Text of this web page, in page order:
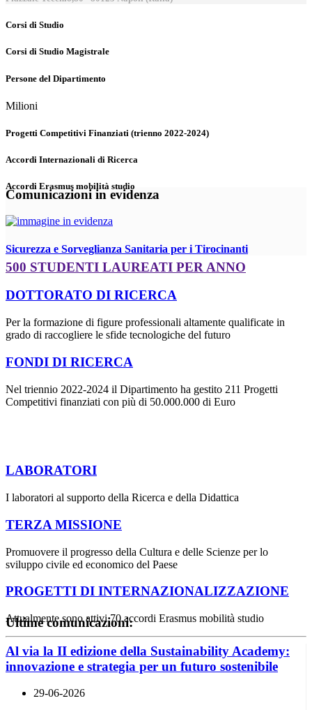
Corsi di Studio
Corsi di Studio Magistrale
Persone del Dipartimento
Milioni
Progetti Competitivi Finanziati (trienno 2022-2024)
Accordi Internazionali di Ricerca
Accordi Erasmus mobilità studio
Comunicazioni in evidenza
Sicurezza e Sorveglianza Sanitaria per i Tirocinanti
500 STUDENTI LAUREATI PER ANNO
DOTTORATO DI RICERCA
Per la formazione di figure professionali altamente qualificate in
grado di raccogliere le sfide tecnologiche del futuro
FONDI DI RICERCA
Nel triennio 2022-2024 il Dipartimento ha gestito 211 Progetti
Competitivi finanziati con più di 50.000.000 di Euro
LABORATORI
I laboratori al supporto della Ricerca e della Didattica
TERZA MISSIONE
Promuovere il progresso della Cultura e delle Scienze per lo
sviluppo civile ed economico del Paese
PROGETTI DI INTERNAZIONALIZZAZIONE
Attualmente sono attivi 70 accordi Erasmus mobilità studio
Ultime comunicazioni:
Al via la II edizione della Sustainability Academy:
innovazione e strategia per un futuro sostenibile
29-06-2026